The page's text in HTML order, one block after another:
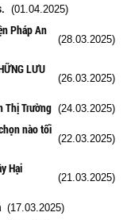
(01.04.2025)
Pháp An
(28.03.2025)
LƯU
(26.03.2025)
Thị Trường (24.03.2025)
nào tối
(22.03.2025)
Hại
(21.03.2025)
(17.03.2025)